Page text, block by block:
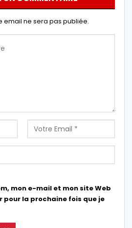
email ne sera pas publiée.
mon e-mail et mon site Web
pour la prochaine fois que je